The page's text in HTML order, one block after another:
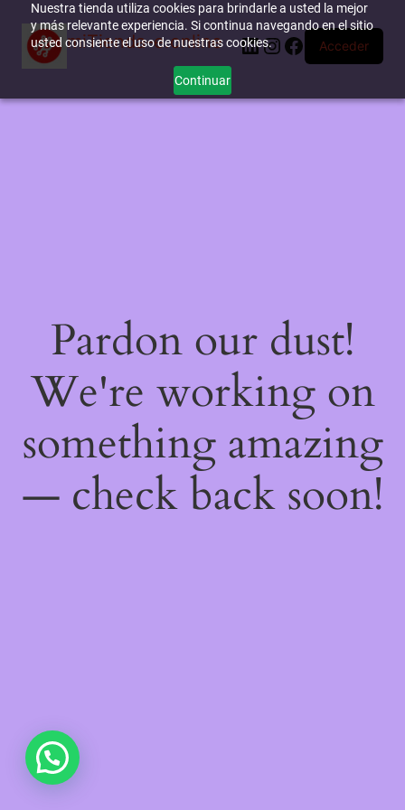
Nuestra tienda utiliza cookies para brindarle a usted la mejor
y más relevante experiencia. Si continua navegando en el sitio
usted consiente el uso de nuestras cookies.
Continuar
miTienda-e.online LinkedIn
Instagram
Facebook
Acceder
Pardon our dust!
We're working on
something amazing
— check back soon!